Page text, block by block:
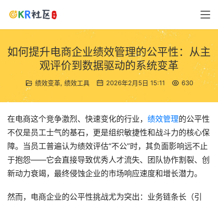
如何提升电商企业绩效管理的公平性：从主
观评价到数据驱动的系统变革
绩效变革, 绩效工具 2026年2月5日 15:11 630
在电商这个竞争激烈、快速变化的行业， 绩效管理的公平性
不仅是员工士气的基石，更是组织敏捷性和战斗力的核心保
障。当员工普遍认为绩效评估“不公”时，其负面影响远不止
于抱怨——它会直接导致优秀人才流失、团队协作割裂、创
新动力衰竭，最终侵蚀企业的市场响应速度和增长潜力。
然而，电商企业的公平性挑战尤为突出：业务链条长（引